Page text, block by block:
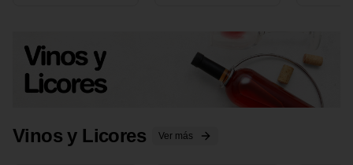
Vinos y Licores Ver más